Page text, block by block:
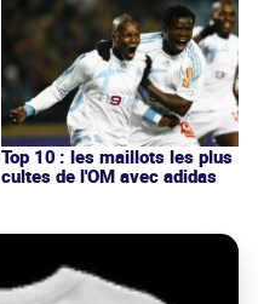
Top 10 : les maillots les plus
cultes de l'OM avec adidas